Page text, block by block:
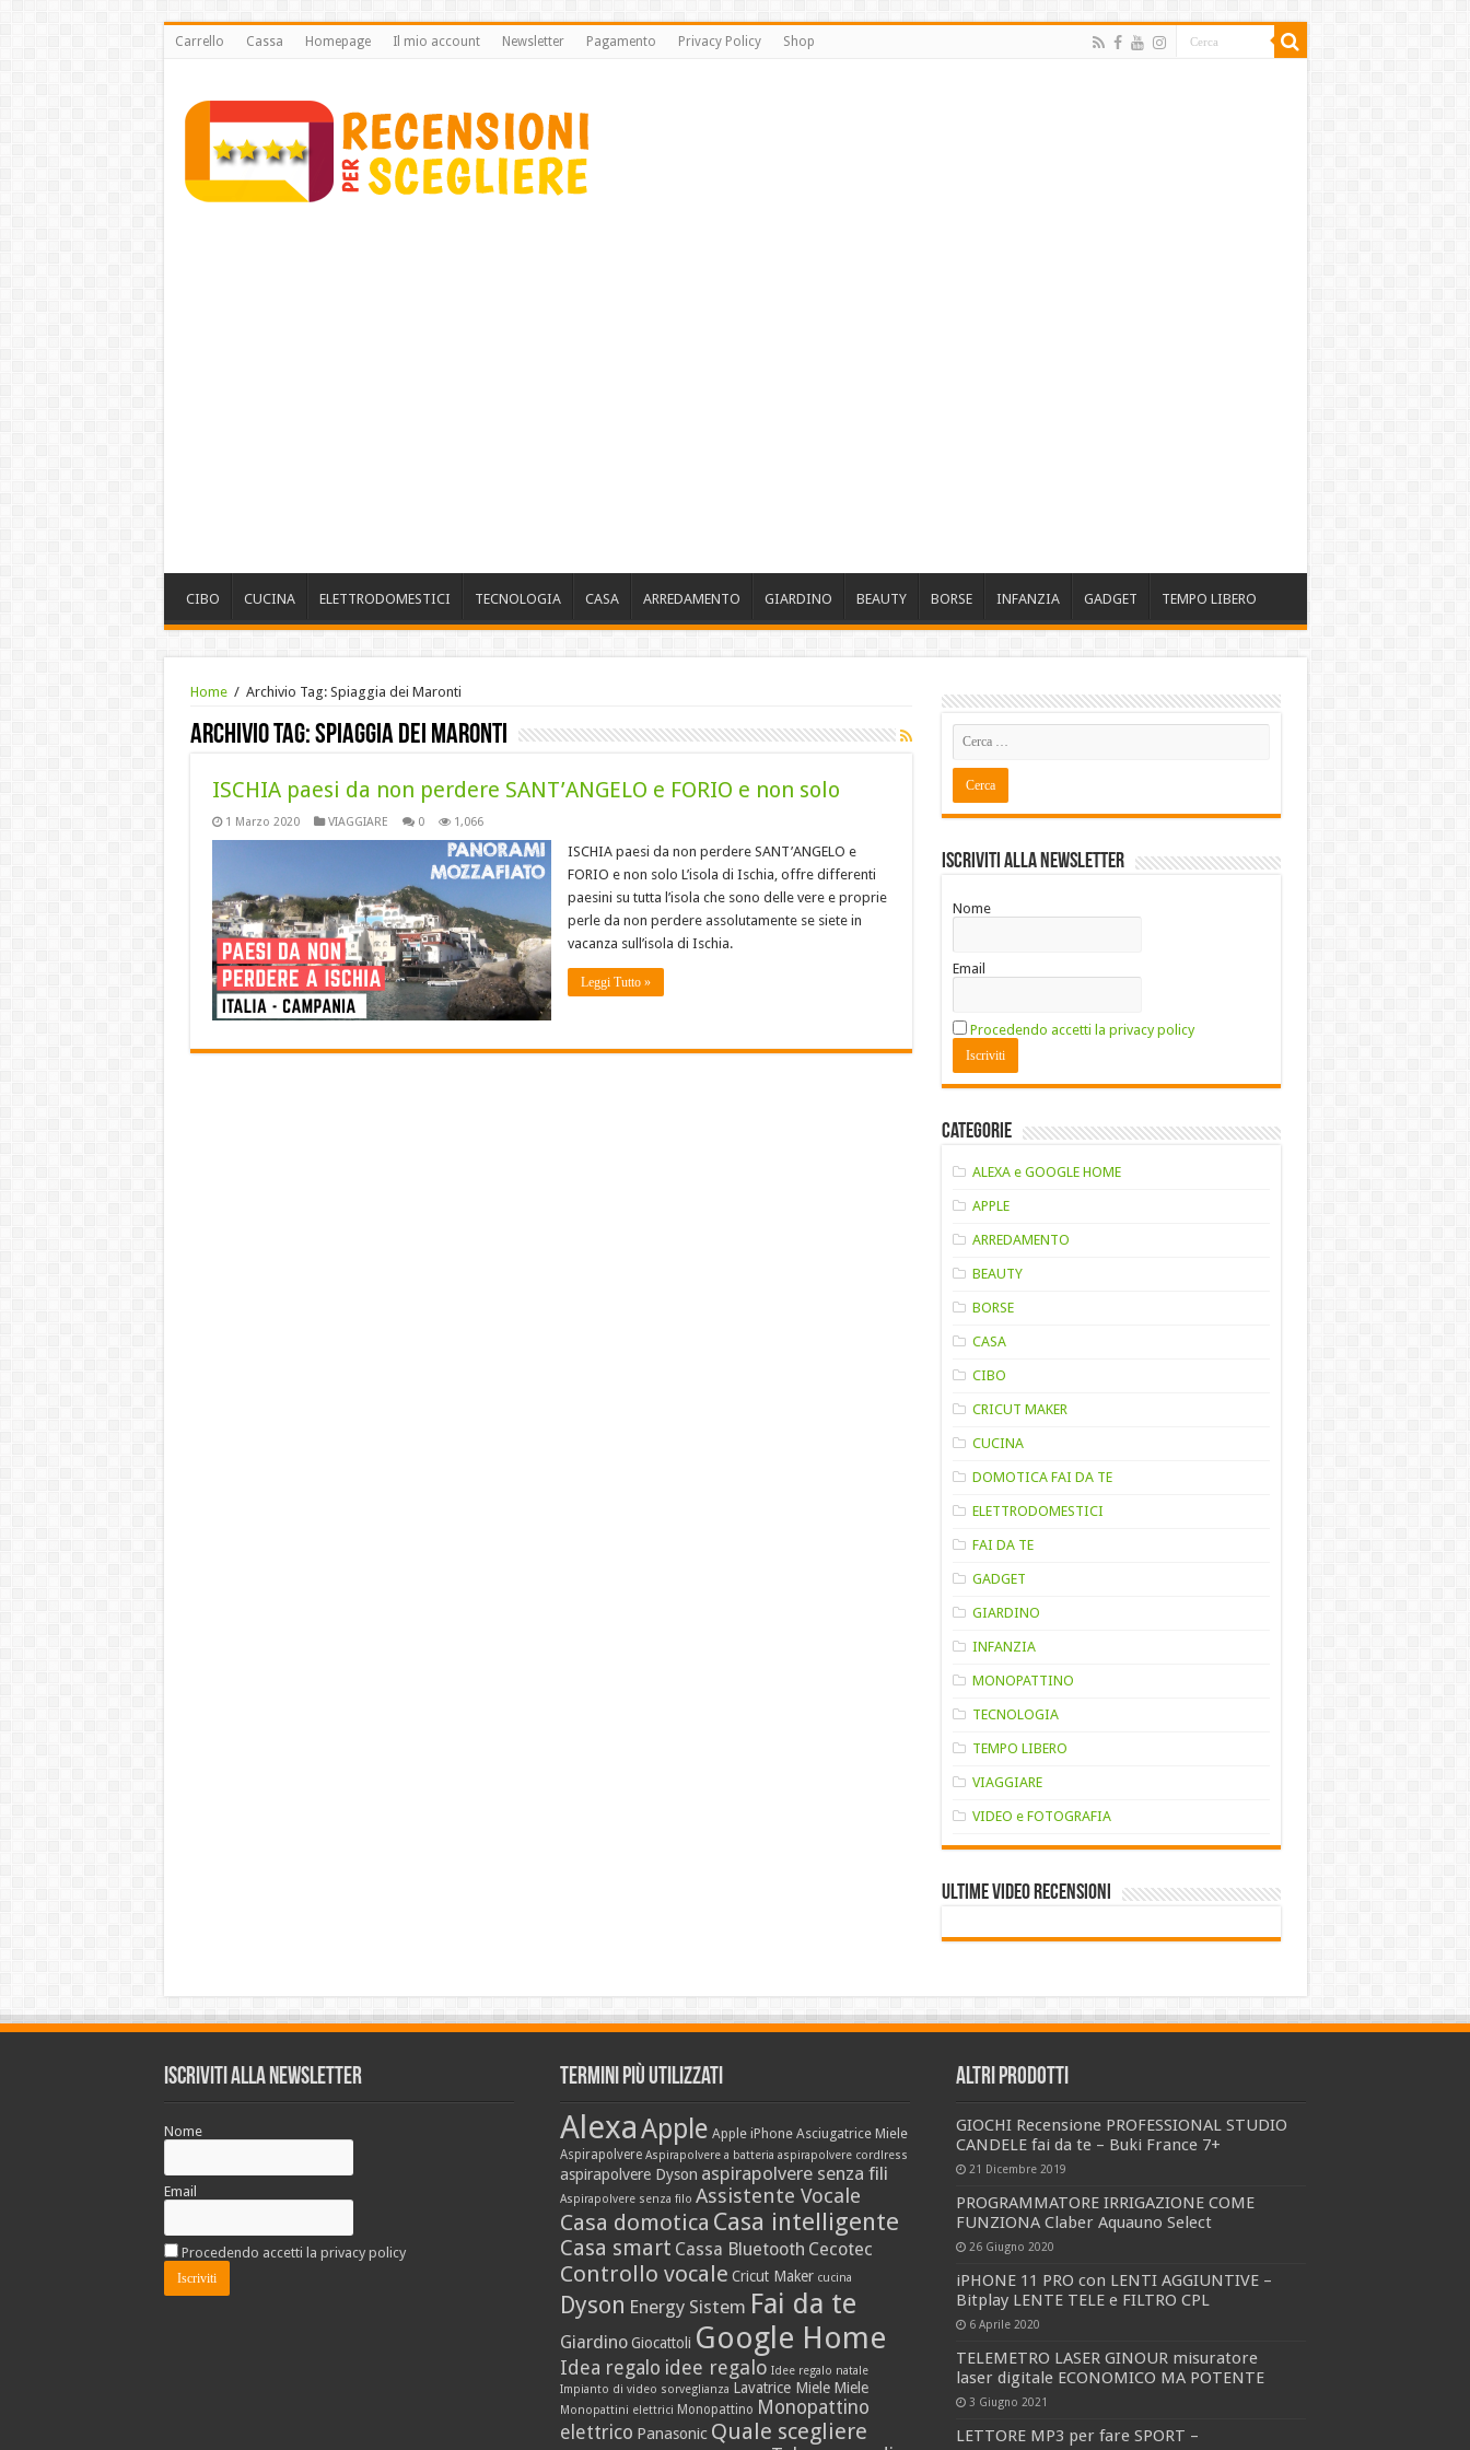
Carrello Cassa Homepage Il mio account Newsletter Pagamento Privacy Policy Shop
CIBO CUCINA ELETTRODOMESTICI TECNOLOGIA CASA ARREDAMENTO GIARDINO BEAUTY BORSE INFANZIA GADGET TEMPO LIBERO
Home / Archivio Tag: Spiaggia dei Maronti
Archivio Tag:Spiaggia dei Maronti
ISCHIA paesi da non perdere SANT’ANGELO e FORIO e non solo
1 Marzo 2020 VIAGGIARE 0 1,066
ISCHIA paesi da non perdere SANT’ANGELO e
FORIO e non solo L’isola di Ischia, offre differenti
paesini su tutta l’isola che sono delle vere e proprie
perle da non perdere assolutamente se siete in
vacanza sull’isola di Ischia.
Leggi Tutto »
Iscriviti alla Newsletter
Nome
Email
Procedendo accetti la privacy policy
Categorie
ALEXA e GOOGLE HOME
APPLE
ARREDAMENTO
BEAUTY
BORSE
CASA
CIBO
CRICUT MAKER
CUCINA
DOMOTICA FAI DA TE
ELETTRODOMESTICI
FAI DA TE
GADGET
GIARDINO
INFANZIA
MONOPATTINO
TECNOLOGIA
TEMPO LIBERO
VIAGGIARE
VIDEO e FOTOGRAFIA
Ultime VIDEO RECENSIONI
Iscriviti alla Newsletter
Nome
Email
Procedendo accetti la privacy policy
Termini più utilizzati
AlexaApple Apple iPhone Asciugatrice Miele
Aspirapolvere Aspirapolvere a batteria aspirapolvere cordlress
aspirapolvere Dyson aspirapolvere senza fili
Aspirapolvere senza filo Assistente Vocale
Casa domotica Casa intelligente
Casa smart Cassa Bluetooth Cecotec
Controllo vocale Cricut Maker cucina
Dyson Energy Sistem Fai da te
Giardino Giocattoli Google Home
Idea regalo idee regalo Idee regalo natale
Impianto di video sorveglianza Lavatrice Miele Miele
Monopattini elettrici Monopattino Monopattino
elettrico Panasonic Quale scegliere
Altri prodotti
GIOCHI Recensione PROFESSIONAL STUDIO
CANDELE fai da te – Buki France 7+
21 Dicembre 2019
PROGRAMMATORE IRRIGAZIONE COME
FUNZIONA Claber Aquauno Select
26 Giugno 2020
iPHONE 11 PRO con LENTI AGGIUNTIVE –
Bitplay LENTE TELE e FILTRO CPL
6 Aprile 2020
TELEMETRO LASER GINOUR misuratore
laser digitale ECONOMICO MA POTENTE
3 Giugno 2021
LETTORE MP3 per fare SPORT –